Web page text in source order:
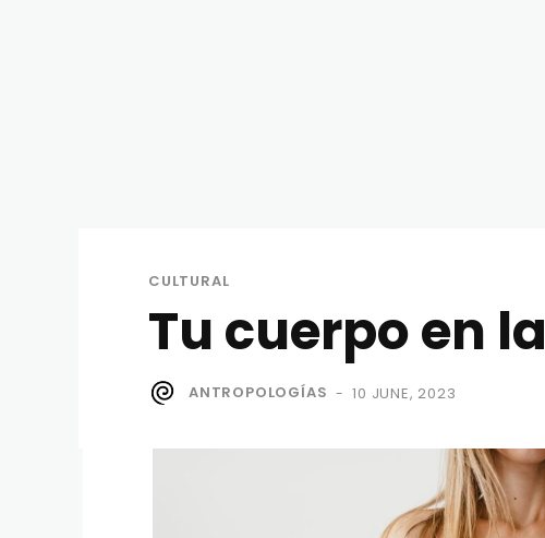
CULTURAL
Tu cuerpo en
ANTROPOLOGÍAS - 10 JUNE, 2023